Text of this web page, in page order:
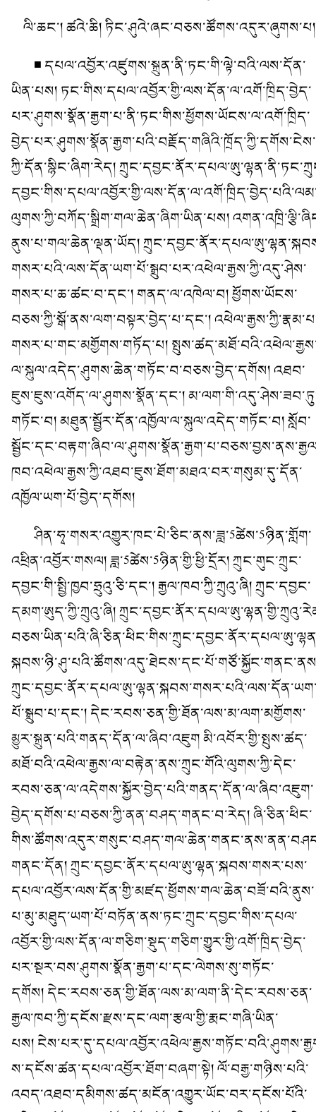
ལི་ཆང་། ཚའེ་ཆི། ཏིང་ཤུའེ་ཞང་བཅས་ཚོགས་འདུར་ཞུགས་པ།
■ དཔལ་འབྱོར་འཛུགས་སྐྲུན་ནི་ཏང་གི་ལྟེ་བའི་ལས་དོན་
ཡིན་པས། ཏང་གིས་དཔལ་འབྱོར་གྱི་ལས་དོན་ལ་འགོ་ཁྲིད་བྱེད་
པར་ཤུགས་སྣོན་རྒྱག་པ་ནི་ཏང་གིས་ཕྱོགས་ཡོངས་ལ་འགོ་ཁྲིད་
བྱེད་པར་ཤུགས་སྣོན་རྒྱག་པའི་བརྗོད་གཞིའི་ཁྲོད་ཀྱི་དགོས་ངེས་
ཀྱི་དོན་སྙིང་ཞིག་རེད།
ལུགས་ཀྱི་བཀོད་སྒྲིག་གལ་ཆེན་ཞིག་ཡིན་པས།
ནུས་པ་གལ་ཆེན་ལྡན་ཡོད།
གསར་པའི་ལས་དོན་ཡག་པོ་སྒྲུབ་པར་འཕེལ་རྒྱས་ཀྱི་འདུ་ཤེས་
གསར་པ་ཆ་ཚང་བ་དང་། གནད་ལ་འཁེལ་བ། ཕྱོགས་ཡོངས་
བཅས་ཀྱི་སྒོ་ནས་ལག་བསྟར་བྱེད་པ་དང་།
གསར་པ་གང་མགྱོགས་གཏོད་པ།
ལ་སྐུལ་འདེད་ཤུགས་ཆེན་གཏོང་བ་བཅས་བྱེད་དགོས། འཐབ་
ཇུས་ཇུས་འགོད་ལ་ཤུགས་སྣོན་དང་།
གཏོང་བ། མཐུན་སྦྱོར་དོན་འཁྱོལ་ལ་སྐུལ་འདེད་གཏོང་བ། སློབ་
ཁབ་འཕེལ་རྒྱས་ཀྱི་འཐབ་ཇུས་ཐོག་མཐའ་བར་གསུམ་དུ་དོན་
འཁྱོལ་ཡག་པོ་བྱེད་དགོས།
ཤིན་ཧྭ་གསར་འགྱུར་ཁང་པེ་ཅིང་ནས་ཟླ་5ཚེས་5ཉིན་གློག་
འཕྲིན་འབྱོར་གསལ། ཟླ་5ཚེས་5ཉིན་གྱི་ཕྱི་དྲོར། ཀྲུང་གུང་ཀྲུང་
དབྱང་གི་སྤྱི་ཁྱབ་ཧྲུའུ་ཅི་དང་། རྒྱལ་ཁབ་ཀྱི་ཀྲུའུ་ཞི། ཀྲུང་དབྱང་
དམག་ཨུད་ཀྱི་ཀྲུའུ་ཞི།
པོ་སྒྲུབ་པ་དང་། དེང་རབས་ཅན་གྱི་ཐོན་ལས་མ་ལག་མགྱོགས་
མྱུར་སྐྲུན་པའི་གནད་དོན་ལ་ཞིབ་འཇུག མི་འབོར་གྱི་སྤུས་ཚད་
མཐོ་བའི་འཕེལ་རྒྱས་ལ་བརྟེན་ནས་ཀྲུང་གོའི་ལུགས་ཀྱི་དེང་
རབས་ཅན་ལ་འདེགས་སྐྱོར་བྱེད་པའི་གནད་དོན་ལ་ཞིབ་འཇུག་
བྱེད་དགོས་པ་བཅས་ཀྱི་ནན་བཤད་གནང་བ་རེད། ཞི་ཅིན་ཕིང་
གནང་དོན། ཀྲུང་དབྱང་ནོར་དཔལ་ཨུ་ལྷན་སྐབས་གསར་པས་
དཔལ་འབྱོར་ལས་དོན་གྱི་མཛད་ཕྱོགས་གལ་ཆེན་བཟོ་བའི་ནུས་
པ་མུ་མཐུད་ཡག་པོ་བཏོན་ནས་ཏང་ཀྲུང་དབྱང་གིས་དཔལ་
འབྱོར་གྱི་ལས་དོན་ལ་གཅིག་སྡུད་གཅིག་གྱུར་གྱི་འགོ་ཁྲིད་བྱེད་
པར་སྔར་བས་ཤུགས་སྣོན་རྒྱག་པ་དང་ལེགས་སུ་གཏོང་
དགོས། དེང་རབས་ཅན་གྱི་ཐོན་ལས་མ་ལག་ནི་དེང་རབས་ཅན་
རྒྱལ་ཁབ་ཀྱི་དངོས་རྫས་དང་ལག་རྩལ་གྱི་རྨང་གཞི་ཡིན་
པས།
ས་དངོས་ཚན་དཔལ་འབྱོར་ཐོག་བཞག་སྟེ། ལོ་བརྒྱ་གཉིས་པའི་
འབད་འཐབ་དམིགས་ཚད་མངོན་འགྱུར་ཡོང་བར་དངོས་པོའི་